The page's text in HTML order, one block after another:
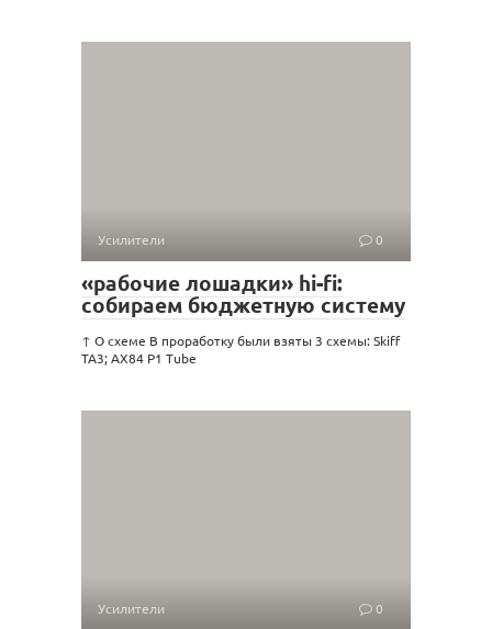
Усилители 0
«рабочие лошадки» hi-fi:
собираем бюджетную систему
↑ О схеме В проработку были взяты 3 схемы: Skiff
TA3; AX84 P1 Tube
Усилители 0